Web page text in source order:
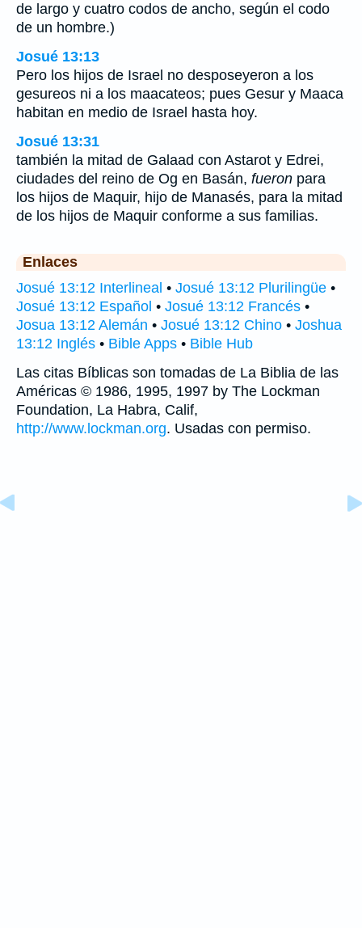
de largo y cuatro codos de ancho, según el codo
de un hombre.)
Josué 13:13
Pero los hijos de Israel no desposeyeron a los
gesureos ni a los maacateos; pues Gesur y Maaca
habitan en medio de Israel hasta hoy.
Josué 13:31
también la mitad de Galaad con Astarot y Edrei,
ciudades del reino de Og en Basán, fueron para
los hijos de Maquir, hijo de Manasés, para la mitad
de los hijos de Maquir conforme a sus familias.
Enlaces
Josué 13:12 Interlineal • Josué 13:12 Plurilingüe •
Josué 13:12 Español • Josué 13:12 Francés •
Josua 13:12 Alemán • Josué 13:12 Chino • Joshua
13:12 Inglés • Bible Apps • Bible Hub
Las citas Bíblicas son tomadas de La Biblia de las
Américas © 1986, 1995, 1997 by The Lockman
Foundation, La Habra, Calif,
http://www.lockman.org. Usadas con permiso.